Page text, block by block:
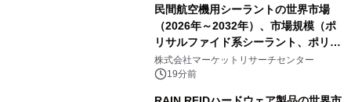
民間航空機用シーラントの世界市場
（2026年～2032年）、市場規模（ポ
リサルファイド系シーラント、ポリチ
オエーテル系シーラント、シリコーン
系シーラント、その他）・分析レポー
株式会社マーケットリサーチセンター
19分前